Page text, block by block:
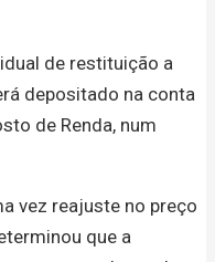
de restituição a
depositado na conta
de Renda, num
vez reajuste no preço
que a